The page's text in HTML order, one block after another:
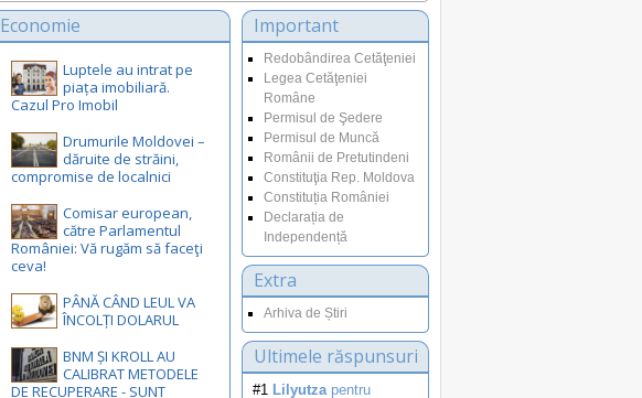
Important
Redobândirea Cetăţeniei
Legea Cetăţeniei
Române
Permisul de Şedere
Permisul de Muncă
Românii de Pretutindeni
Constituţia Rep. Moldova
Constituția României
Declarația de
Independență
Extra
Arhiva de Știri
Ultimele răspunsuri
#1 Lilyutzapentru
Economie
Luptele au intrat pe
piața imobiliară.
Cazul Pro Imobil
Drumurile Moldovei –
dăruite de străini,
compromise de localnici
Comisar european,
către Parlamentul
României: Vă rugăm să faceţi
ceva!
PÂNĂ CÂND LEUL VA
ÎNCOLȚI DOLARUL
BNM ȘI KROLL AU
CALIBRAT METODELE
DE RECUPERARE - SUNT